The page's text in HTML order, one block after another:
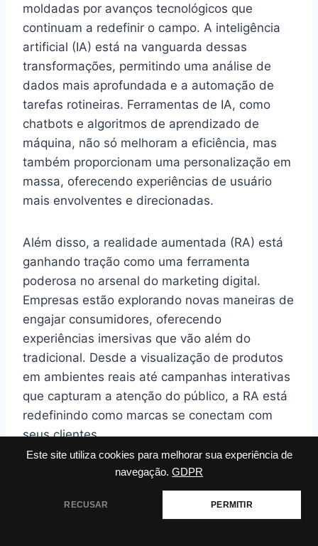
Este site utiliza cookies para melhorar sua experiência de
navegação. GDPR
RECUSAR PERMITIR
moldadas por avanços tecnológicos que
continuam a redefinir o campo. A inteligência
artificial (IA) está na vanguarda dessas
transformações, permitindo uma análise de
dados mais aprofundada e a automação de
tarefas rotineiras. Ferramentas de IA, como
chatbots e algoritmos de aprendizado de
máquina, não só melhoram a eficiência, mas
também proporcionam uma personalização em
massa, oferecendo experiências de usuário
mais envolventes e direcionadas.
Além disso, a realidade aumentada (RA) está
ganhando tração como uma ferramenta
poderosa no arsenal do marketing digital.
Empresas estão explorando novas maneiras de
engajar consumidores, oferecendo
experiências imersivas que vão além do
tradicional. Desde a visualização de produtos
em ambientes reais até campanhas interativas
que capturam a atenção do público, a RA está
redefinindo como marcas se conectam com
seus clientes.
O marketing de voz também está se tornando
uma tendência significativa, impulsionado pelo